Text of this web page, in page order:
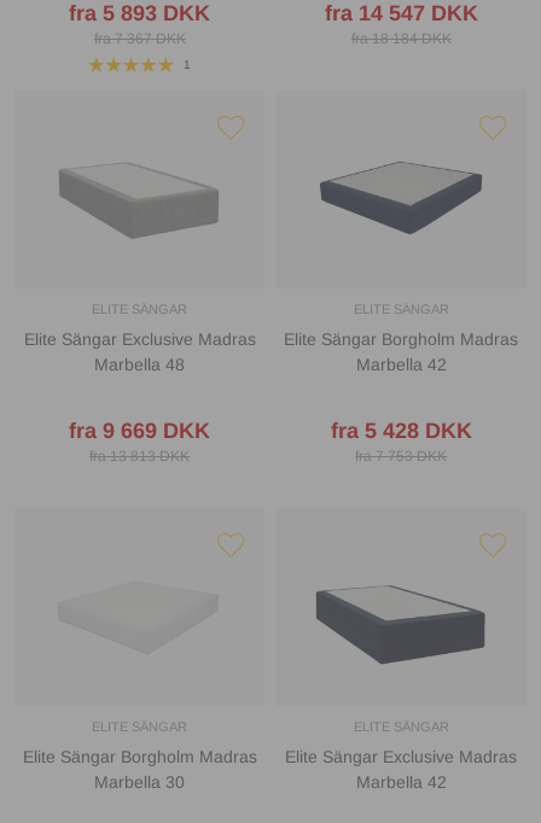
fra 5 893 DKK
fra 7 367 DKK
1
fra 14 547 DKK
fra 18 184 DKK
ELITE SÄNGAR
Elite Sängar Exclusive Madras
Marbella 48
fra 9 669 DKK
fra 13 813 DKK
ELITE SÄNGAR
Elite Sängar Borgholm Madras
Marbella 42
fra 5 428 DKK
fra 7 753 DKK
ELITE SÄNGAR
Elite Sängar Borgholm Madras
Marbella 30
ELITE SÄNGAR
Elite Sängar Exclusive Madras
Marbella 42